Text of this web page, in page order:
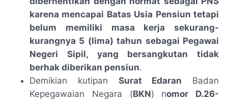
karena mencapai Batas Usia Pensiun tetapi
belum memiliki masa kerja sekurang-
kurangnya 5 (lima) tahun sebagai Pegawai
Negeri Sipil, yang bersangkutan tidak
berhak diberikan pensiun.
Demikian kutipan Surat Edaran Badan
Kepegawaian Negara (BKN) nomor D.26-